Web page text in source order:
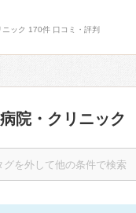
ック 170件 口コミ・評判
院・クリニック